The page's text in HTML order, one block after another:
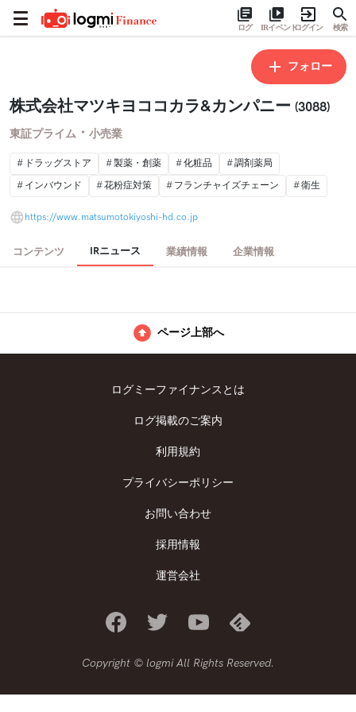
ログ IRイベントログイン 検索
フォロー
株式会社マツキヨココカラ&カンパニー (3088)
東証プライム ・ 小売業
ドラッグストア 製薬・創薬 化粧品
調剤薬局
インバウンド
花粉症対策 フランチャイズチェーン 衛生
https://www.matsumotokiyoshi-hd.co.jp
コンテンツ IRニュース 業績情報 企業情報
ページ上部へ
ログミーファイナンスとは
ログ掲載のご案内
利用規約
プライバシーポリシー
お問い合わせ
採用情報
運営会社
Copyright © logmi All Rights Reserved.